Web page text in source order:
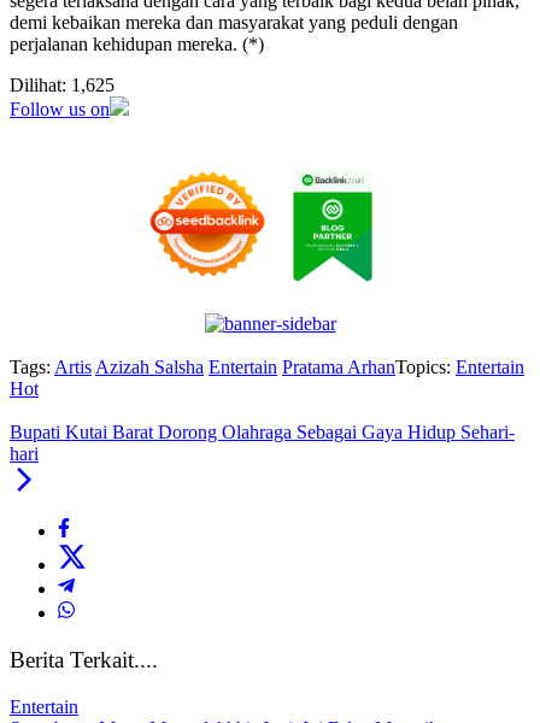
demi kebaikan mereka dan masyarakat yang peduli dengan
perjalanan kehidupan mereka. (*)
Dilihat: 1,625
Follow us on
Tags: Artis Azizah Salsha Entertain Pratama ArhanTopics: Entertain
Hot
Bupati Kutai Barat Dorong Olahraga Sebagai Gaya Hidup Sehari-
hari
Berita Terkait....
Entertain